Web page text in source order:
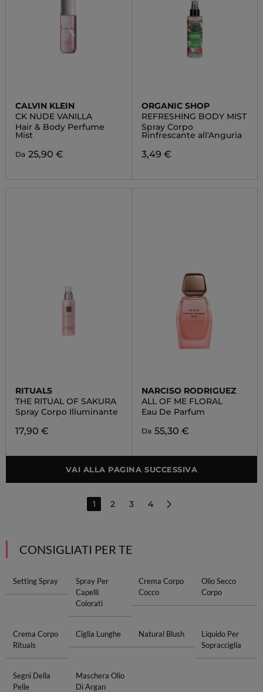
CALVIN KLEIN
CK NUDE VANILLA
Hair & Body Perfume
Mist
Da 25,90 €
ORGANIC SHOP
REFRESHING BODY MIST
Spray Corpo
Rinfrescante all'Anguria
3,49 €
RITUALS
THE RITUAL OF SAKURA
Spray Corpo Illuminante
17,90 €
NARCISO RODRIGUEZ
ALL OF ME FLORAL
Eau De Parfum
Da 55,30 €
VAI ALLA PAGINA SUCCESSIVA
1 2 3 4
CONSIGLIATI PER TE
Setting Spray
Spray Per
Capelli
Colorati
Crema Corpo
Cocco
Olio Secco
Corpo
Crema Corpo
Rituals
Ciglia Lunghe Natural Blush
Liquido Per
Sopracciglia
Segni Della
Pelle
Maschera Olio
Di Argan